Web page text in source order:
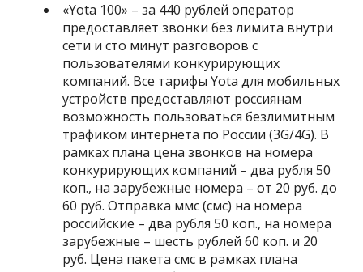
«Yota 100» – за 440 рублей оператор
предоставляет звонки без лимита внутри
сети и сто минут разговоров с
пользователями конкурирующих
компаний. Все тарифы Yota для мобильных
устройств предоставляют россиянам
возможность пользоваться безлимитным
трафиком интернета по России (3G/4G). В
рамках плана цена звонков на номера
конкурирующих компаний – два рубля 50
коп., на зарубежные номера – от 20 руб. до
60 руб. Отправка ммс (смс) на номера
российские – два рубля 50 коп., на номера
зарубежные – шесть рублей 60 коп. и 20
руб. Цена пакета смс в рамках плана